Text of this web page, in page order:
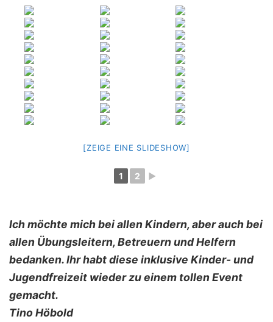
[ZEIGE EINE SLIDESHOW]
1 2 ►
Ich möchte mich bei allen Kindern, aber auch bei
allen Übungsleitern, Betreuern und Helfern
bedanken. Ihr habt diese inklusive Kinder- und
Jugendfreizeit wieder zu einem tollen Event
gemacht.
Tino Höbold